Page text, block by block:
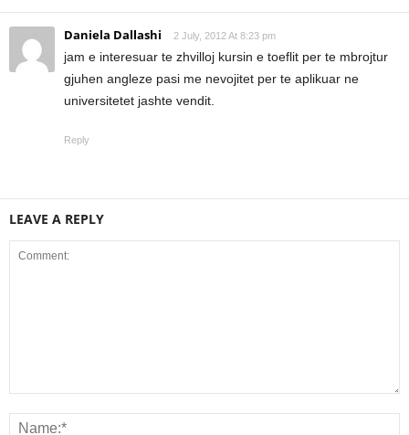
Daniela Dallashi 2 July, 2012 At 8:23 pm
jam e interesuar te zhvilloj kursin e toeflit per te mbrojtur
gjuhen angleze pasi me nevojitet per te aplikuar ne
universitetet jashte vendit.
Reply
LEAVE A REPLY